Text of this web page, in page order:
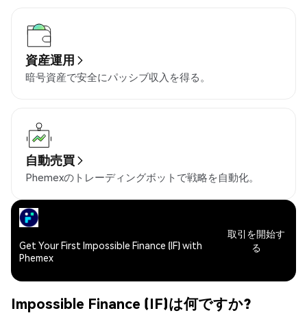
資産運用
暗号資産で安全にパッシブ収入を得る。
自動売買
Phemexのトレーディングボットで戦略を自動化。
Get Your First Impossible Finance (IF) with
Phemex
取引を開始す
る
Impossible Finance (IF)は何ですか?